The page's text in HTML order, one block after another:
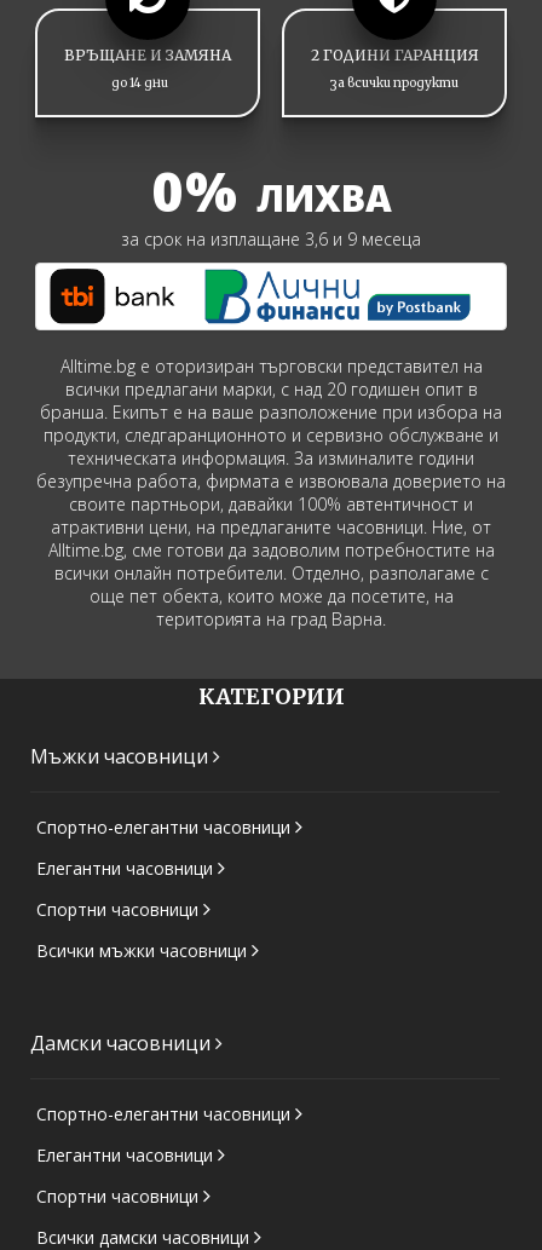
ВРЪЩАНЕ И ЗАМЯНА
до 14 дни
2 ГОДИНИ ГАРАНЦИЯ
за всички продукти
0% ЛИХВА
за срок на изплащане 3,6 и 9 месеца
Alltime.bg е оторизиран търговски представител на
всички предлагани марки, с над 20 годишен опит в
бранша. Екипът е на ваше разположение при избора на
продукти, следгаранционното и сервизно обслужване и
техническата информация. За изминалите години
безупречна работа, фирмата е извоювала доверието на
своите партньори, давайки 100% автентичност и
атрактивни цени, на предлаганите часовници. Ние, от
Alltime.bg, сме готови да задоволим потребностите на
всички онлайн потребители. Отделно, разполагаме с
още пет обекта, които може да посетите, на
територията на град Варна.
КАТЕГОРИИ
Мъжки часовници
Спортно-елегантни часовници
Елегантни часовници
Спортни часовници
Всички мъжки часовници
Дамски часовници
Спортно-елегантни часовници
Елегантни часовници
Спортни часовници
Всички дамски часовници